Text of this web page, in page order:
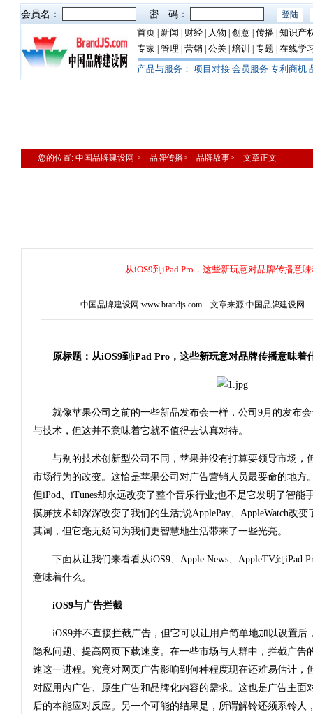
会员名：
密 码：
首页 新闻 财经 人物 创意 传播 知识产
专家 管理 营销 公关 培训 专题 在线学
产品与服务： 项目对接 会员服务 专利商机
您的位置: 中国品牌建设网 > 品牌传播> 品牌故事> 文章正文
从iOS9到iPad Pro，这些新玩意对品牌传播意
中国品牌建设网:www.brandjs.com 文章来源:中国品牌建设网
原标题：从iOS9到iPad Pro，这些新玩意对品牌传播意味着
就像苹果公司之前的一些新品发布会一样，公司9月的发布会
与技术，但这并不意味着它就不值得去认真对待。
与别的技术创新型公司不同，苹果并没有打算要领导市场，
市场行为的改变。这恰是苹果公司对广告营销人员最要命的地方
但iPod、iTunes却永远改变了整个音乐行业;也不是它发明了智能
摸屏技术却深深改变了我们的生活;说ApplePay、AppleWatch改
其词，但它毫无疑问为我们更智慧地生活带来了一些光亮。
下面从让我们来看看从iOS9、Apple News、AppleTV到iPad
意味着什么。
iOS9与广告拦截
iOS9并不直接拦截广告，但它可以让用户简单地加以设置后
隐私问题、提高网页下载速度。在一些市场与人群中，拦截广告
速这一进程。究竟对网页广告影响到何种程度现在还难易估计，
对应用内广告、原生广告和品牌化内容的需求。这也是广告主面
后的本能应对反应。另一个可能的结果是，所谓解铃还须系铃人